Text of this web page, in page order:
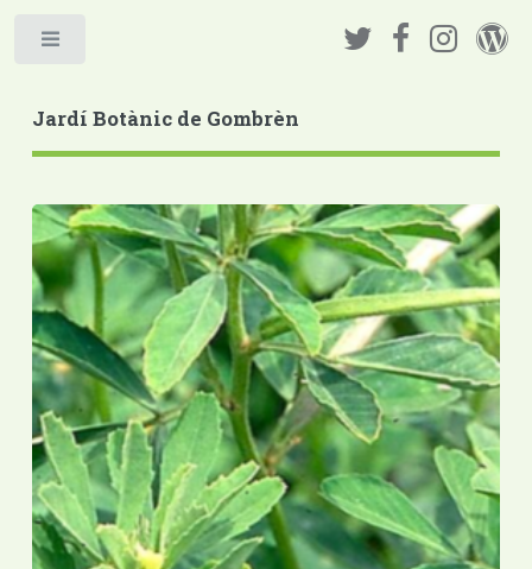
Jardí Botànic de Gombrèn